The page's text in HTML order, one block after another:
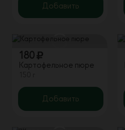
Добавить
180
Картофельное пюре
Добавить